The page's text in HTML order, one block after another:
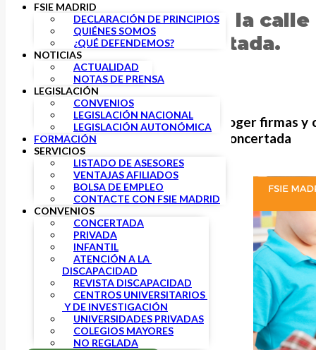
FSIE MADRID
DECLARACIÓN DE PRINCIPIOS
QUIÉNES SOMOS
¿QUÉ DEFENDEMOS?
NOTICIAS
ACTUALIDAD
NOTAS DE PRENSA
LEGISLACIÓN
CONVENIOS
LEGISLACIÓN NACIONAL
LEGISLACIÓN AUTONÓMICA
FORMACIÓN
SERVICIOS
LISTADO DE ASESORES
VENTAJAS AFILIADOS
BOLSA DE EMPLEO
CONTACTE CON FSIE MADRID
CONVENIOS
CONCERTADA
PRIVADA
INFANTIL
ATENCIÓN A LA
DISCAPACIDAD
REVISTA DISCAPACIDAD
CENTROS UNIVERSITARIOS
Y DE INVESTIGACIÓN
UNIVERSIDADES PRIVADAS
COLEGIOS MAYORES
NO REGLADA
FSIE Madrid sale a la
enseñanza concertada.
FSIE Madrid sale a la calle a recoger firmas
profesionales de la Educación Concertada